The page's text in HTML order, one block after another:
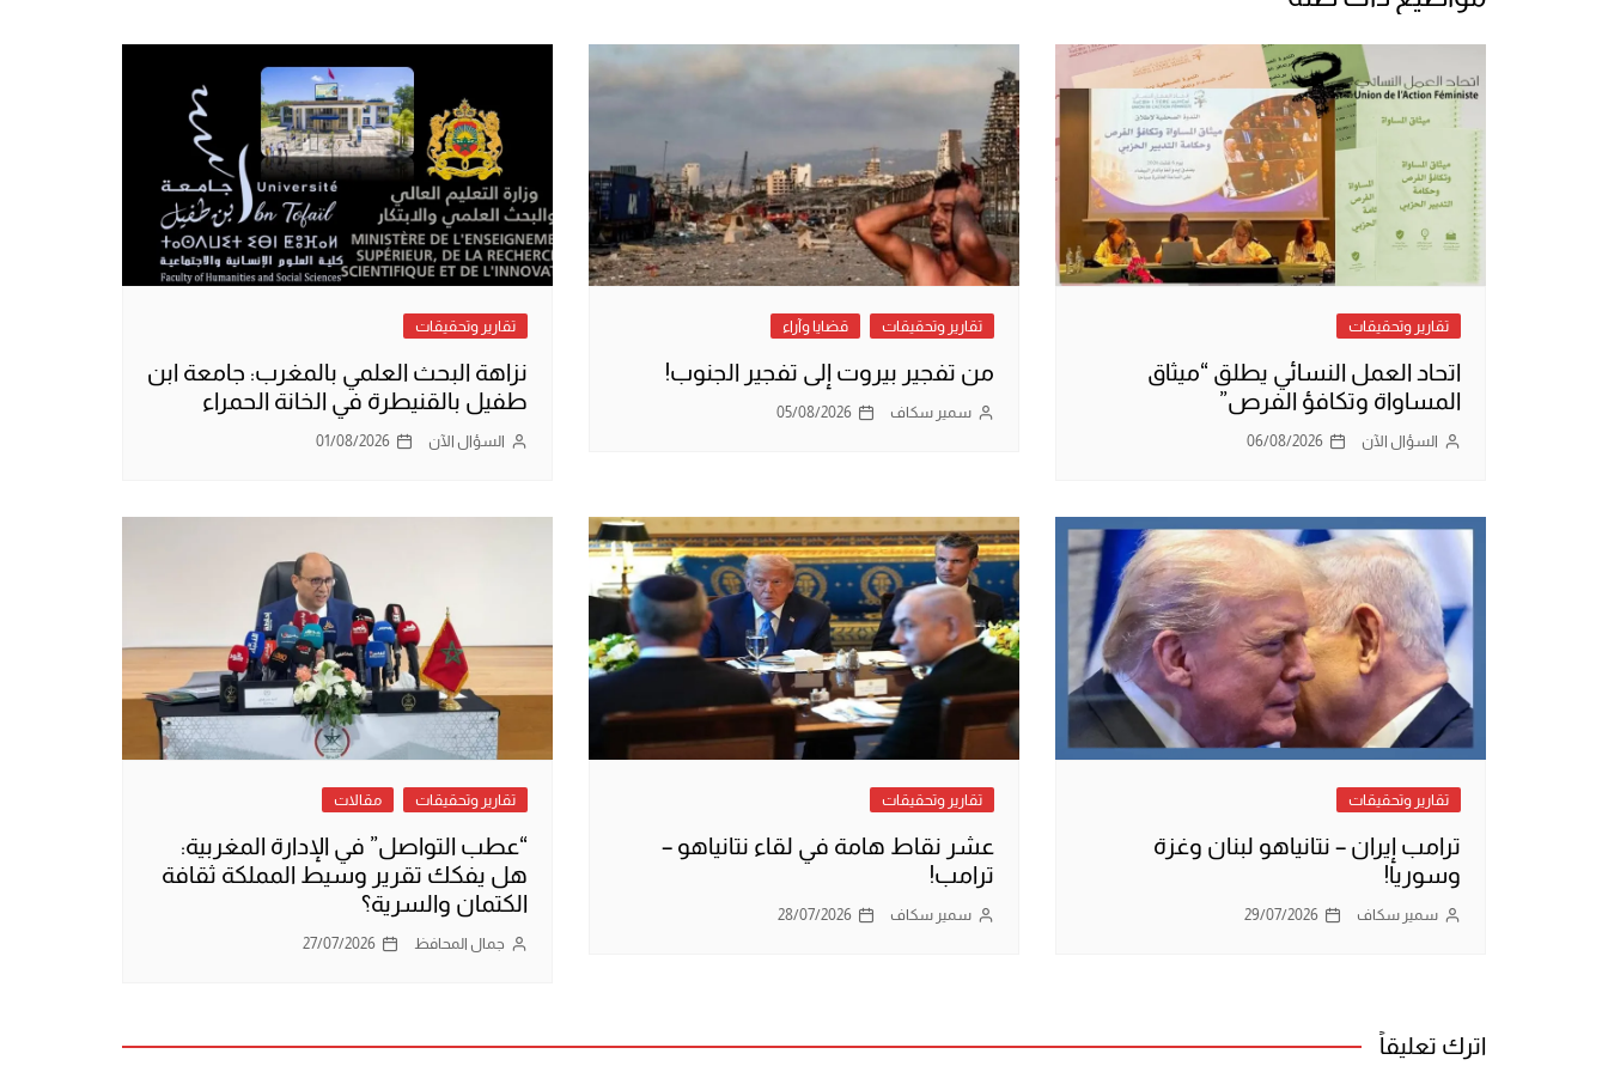
تقارير وتحقيقات
اتحاد العمل النسائي يطلق “ميثاق
المساواة وتكافؤ الفرص”
السؤال الآن 06/08/2026
تقارير وتحقيقات قضايا وآراء
من تفجير بيروت إلى تفجير الجنوب!
سمير سكاف 05/08/2026
تقارير وتحقيقات
نزاهة البحث العلمي بالمغرب: جامعة ابن
طفيل بالقنيطرة في الخانة الحمراء
السؤال الآن 01/08/2026
تقارير وتحقيقات
ترامب إيران – نتانياهو لبنان وغزة
وسوريا!
سمير سكاف 29/07/2026
تقارير وتحقيقات
عشر نقاط هامة في لقاء نتانياهو –
ترامب!
سمير سكاف 28/07/2026
تقارير وتحقيقات مقالات
“عطب التواصل” في الإدارة المغربية:
هل يفكك تقرير وسيط المملكة ثقافة
الكتمان والسرية؟
جمال المحافظ 27/07/2026
اترك تعليقاً